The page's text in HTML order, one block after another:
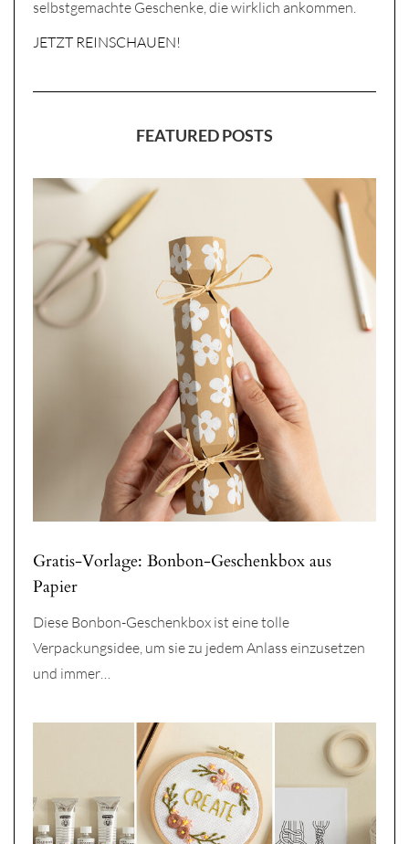
selbstgemachte Geschenke, die wirklich ankommen.
JETZT REINSCHAUEN!
FEATURED POSTS
Gratis-Vorlage: Bonbon-Geschenkbox aus
Papier
Diese Bonbon-Geschenkbox ist eine tolle
Verpackungsidee, um sie zu jedem Anlass einzusetzen
und immer…